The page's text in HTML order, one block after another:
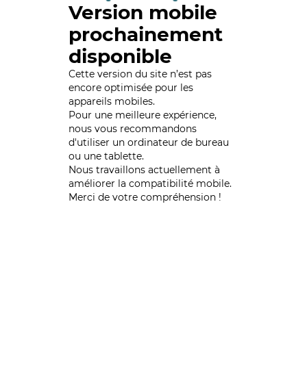
Version mobile
prochainement
disponible
Cette version du site n’est pas
encore optimisée pour les
appareils mobiles.
Pour une meilleure expérience,
nous vous recommandons
d'utiliser un ordinateur de bureau
ou une tablette.
Nous travaillons actuellement à
améliorer la compatibilité mobile.
Merci de votre compréhension !